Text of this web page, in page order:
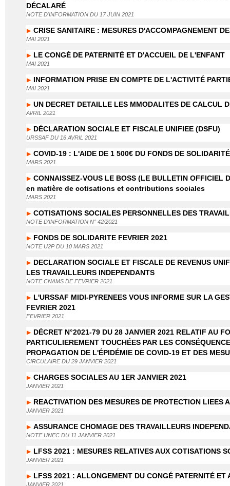
DÉCALARÉ
NOTE D'INFORMATION DU 17 JUIN 2021
CRISE SANITAIRE : MESURES D'ACCOMPAGNEMENT
MAI 2021
LE CONGÉ DE PATERNITÉ ET D'ACCUEIL DE L'ENFANT
MAI 2021
INFORMATION PRISE EN COMPTE DE L'ACTIVITÉ
MAI 2021
UN DECRET DETAILLE LES MMODALITES DE CALCUL
AVRIL 2021
DÉCLARATION SOCIALE ET FISCALE UNIFIEE (DSFU)
URSSAF DU 16 AVRIL 2021
COVID-19 : L'AIDE DE 1 500€ DU FONDS DE
MARS 2021
CONNAISSEZ-VOUS LE BOSS (LE BULLETIN
en matière de cotisations et contributions sociales
MARS 2021
COTISATIONS SOCIALES PERSONNELLES DES
NOTE D'INFORMATION N° 42/2021
FONDS DE SOLIDARITE FEVRIER 2021
NOTE U2P DU 10 MARS 2021
DECLARATION SOCIALE ET FISCALE DE REVENUS
LES TRAVAILLEURS INDEPENDANTS
NOTE CNAMS DE FEVRIER 2021
L'URSSAF MIDI-PYRENEES VOUS INFORME SUR LA
FEVRIER 2021
FEVRIER 2021
DÉCRET N°2021-79 DU 28 JANVIER 2021 RELATIF AU
PARTICULIEREMENT TOUCHÉES PAR LES
PROPAGATION DE L'ÉPIDÉMIE DE COVID-19 ET DES
CIRCULAIRE DU 29 JANVIER 2021
CHARGES SOCIALES AU 1ER JANVIER 2021
JANVIER 2021
REACTIVATION DES MESURES DE PROTECTION LIEES
JANVIER 2021
ASSURANCE CHOMAGE DES TRAVAILLEURS
NOTE UNEC DU 11 JANVIER 2021
LFSS 2021 : MESURES RELATIVES AUX COTISATIONS
JANVIER 2021
LFSS 2021 : ALLONGEMENT DU CONGÉ PATERNITÉ ET
JANVIER 2021